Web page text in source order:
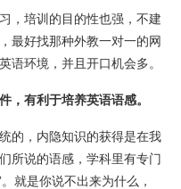
，培训的目的性也强，不建
最好找那种外教一对一的网
语环境，并且开口机会多。
，有利于培养英语语感。
的，内隐知识的获得是在我
所说的语感，学科里有专门
就是你说不出来为什么，